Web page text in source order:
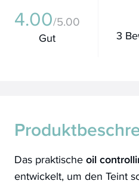
4.00/5.00
Gut 3
Das praktische oil
entwickelt, um den Teint